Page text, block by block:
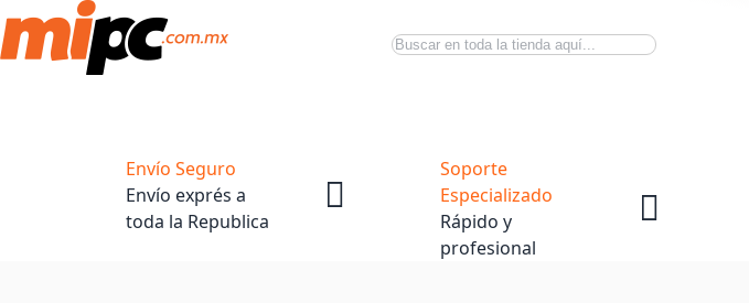
Buscar
Envío Seguro
Envío exprés a
toda la Republica
Soporte
Especializado
Rápido y
profesional